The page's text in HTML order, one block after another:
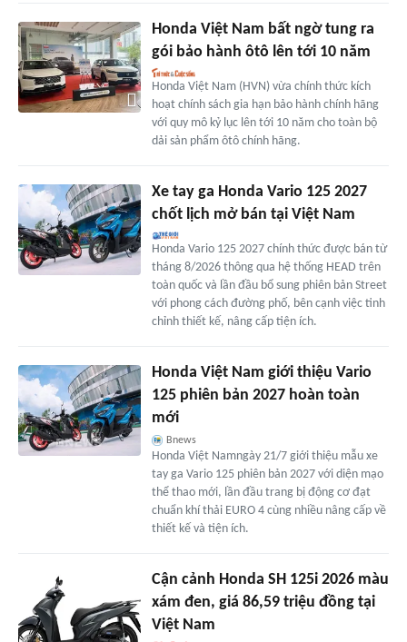
Honda Việt Nam bất ngờ tung ra
gói bảo hành ôtô lên tới 10 năm
Honda Việt Nam (HVN) vừa chính thức kích
hoạt chính sách gia hạn bảo hành chính hãng
với quy mô kỷ lục lên tới 10 năm cho toàn bộ
dải sản phẩm ôtô chính hãng.
Xe tay ga Honda Vario 125 2027
chốt lịch mở bán tại Việt Nam
Honda Vario 125 2027 chính thức được bán từ
tháng 8/2026 thông qua hệ thống HEAD trên
toàn quốc và lần đầu bổ sung phiên bản Street
với phong cách đường phố, bên cạnh việc tinh
chỉnh thiết kế, nâng cấp tiện ích.
Honda Việt Nam giới thiệu Vario
125 phiên bản 2027 hoàn toàn
mới
Bnews
Honda Việt Namngày 21/7 giới thiệu mẫu xe
tay ga Vario 125 phiên bản 2027 với diện mạo
thể thao mới, lần đầu trang bị động cơ đạt
chuẩn khí thải EURO 4 cùng nhiều nâng cấp về
thiết kế và tiện ích.
Cận cảnh Honda SH 125i 2026 màu
xám đen, giá 86,59 triệu đồng tại
Việt Nam